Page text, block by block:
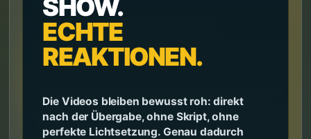
SHOW.
ECHTE
REAKTIONEN.
Die Videos bleiben bewusst roh: direkt
nach der Übergabe, ohne Skript, ohne
perfekte Lichtsetzung. Genau dadurch